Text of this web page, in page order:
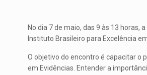
No dia 7 de maio, das 9 às 13
Instituto Brasileiro para Excelência
O objetivo do encontro é capacitar o
em Evidências. Entender a